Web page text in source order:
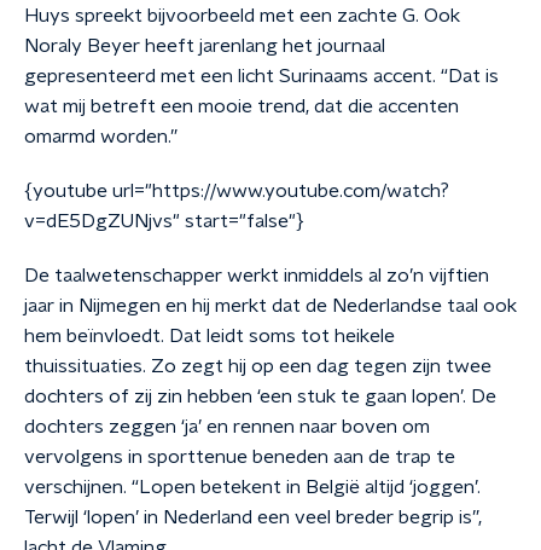
Huys spreekt bijvoorbeeld met een zachte G. Ook
Noraly Beyer heeft jarenlang het journaal
gepresenteerd met een licht Surinaams accent. “Dat is
wat mij betreft een mooie trend, dat die accenten
omarmd worden.”
{youtube url="https://www.youtube.com/watch?
v=dE5DgZUNjvs" start="false"}
De taalwetenschapper werkt inmiddels al zo’n vijftien
jaar in Nijmegen en hij merkt dat de Nederlandse taal ook
hem beïnvloedt. Dat leidt soms tot heikele
thuissituaties. Zo zegt hij op een dag tegen zijn twee
dochters of zij zin hebben ‘een stuk te gaan lopen’. De
dochters zeggen ‘ja’ en rennen naar boven om
vervolgens in sporttenue beneden aan de trap te
verschijnen. “Lopen betekent in België altijd ‘joggen’.
Terwijl ‘lopen’ in Nederland een veel breder begrip is”,